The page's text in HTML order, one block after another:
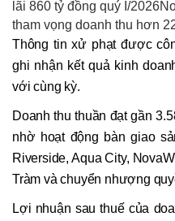
lãi 860 tỷ đồng quý I/
tham vọng doanh thu hơn
Thông tin xử phạt được
ghi nhận kết quả kinh
với cùng kỳ.
Doanh thu thuần đạt gần
nhờ hoạt động bàn giao
Riverside, Aqua City,
Tràm và chuyển nhượng
Lợi nhuận sau thuế của